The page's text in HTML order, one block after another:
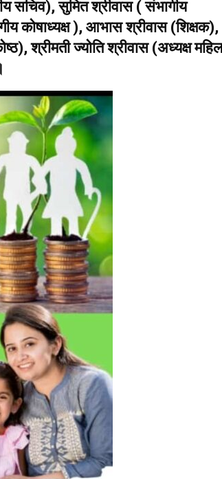
सचिव), सुमित श्रीवास ( संभागीय
कोषाध्यक्ष ), आभास श्रीवास (शिक्षक),
श्रीमती ज्योति श्रीवास (अध्यक्ष